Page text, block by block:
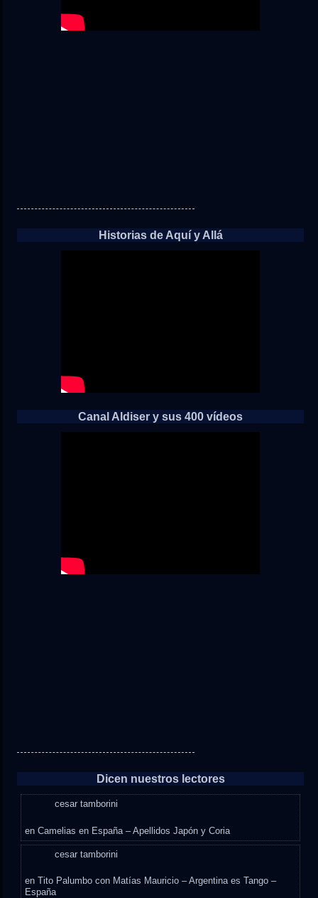
Historias de Aquí y Allá
Canal Aldiser y sus 400 vídeos
Dicen nuestros lectores
cesar tamborini
enCamelias en España – Apellidos Japón y Coria
cesar tamborini
enTito Palumbo con Matías Mauricio – Argentina es Tango –
España